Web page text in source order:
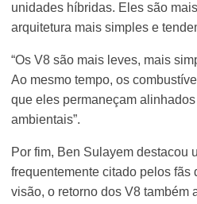
unidades híbridas. Eles são
arquitetura mais simples e
“Os V8 são mais leves, mais
Ao mesmo tempo, os
que eles permaneçam
ambientais”.
Por fim, Ben Sulayem destacou
frequentemente citado pelos fãs
visão, o retorno dos V8 também